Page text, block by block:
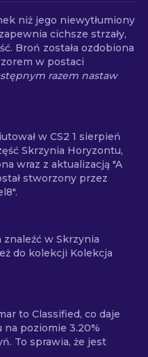
niż jego niewytłumiony
cichsze strzały,
Broń została ozdobiona
w postaci
razem nastaw
w CS2 1 sierpień
Skrzynia Horyzontu,
wraz z aktualizacją "A
stworzony przez
znaleźć w Skrzynia
do kolekcji Kolekcja
to Classified, co daje
na poziomie 3.20%
To sprawia, że jest